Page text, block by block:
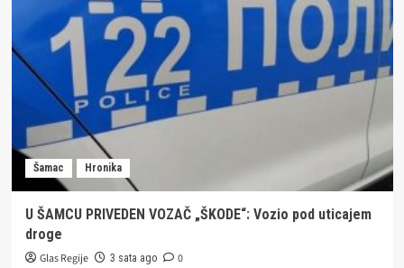
Šamac Hronika
U ŠAMCU PRIVEDEN VOZAČ „ŠKODE“: Vozio pod uticajem
droge
Glas Regije 3 sata ago 0